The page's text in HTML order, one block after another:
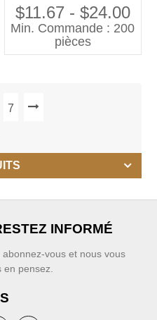
pantalons longs respirants
et Anti-rides pour filles de
12 ans
$11.67 - $24.00
Min. Commande : 200
pièces
7
INFORMÉ
vous et nous vous
pensez.